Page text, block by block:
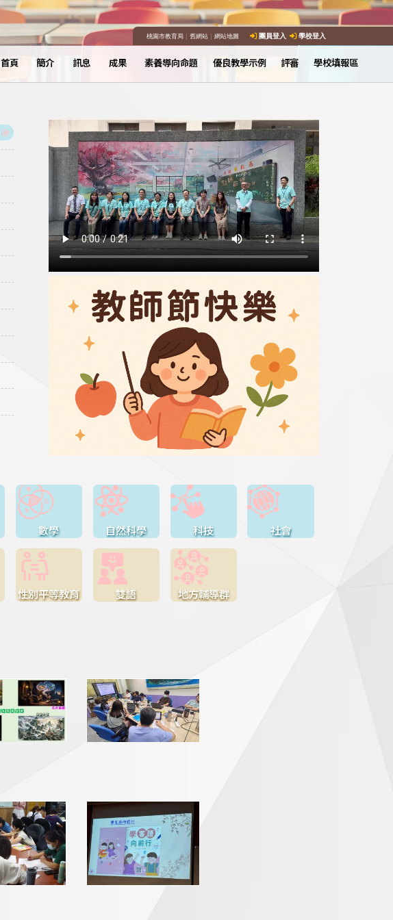
桃園市教育局｜ 舊網站｜ 網站地圖 團員登入 學校登入
首頁 簡介 訊息 成果 素養導向命題 優良教學示例 評審 學校填報區
數學 自然科學 科技 社會
性別平等教育 雙語 地方輔導群